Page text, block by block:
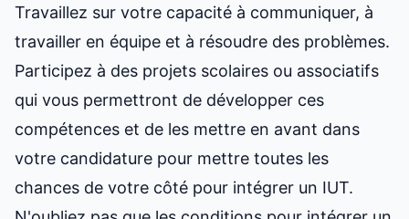
Travaillez sur votre capacité à communiquer, à
travailler en équipe et à résoudre des problèmes.
Participez à des projets scolaires ou associatifs
qui vous permettront de développer ces
compétences et de les mettre en avant dans
votre candidature pour mettre toutes les
chances de votre côté pour intégrer un IUT.